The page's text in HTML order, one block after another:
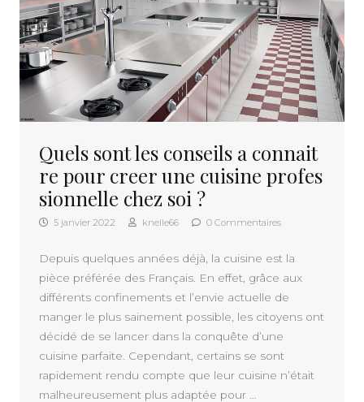
Quels sont les conseils a connait
re pour creer une cuisine profes
sionnelle chez soi ?
5 janvier 2022 knelle66 0 Commentaires
Depuis quelques années déjà, la cuisine est la
pièce préférée des Français. En effet, grâce aux
différents confinements et l’envie actuelle de
manger le plus sainement possible, les citoyens ont
décidé de se lancer dans la conquête d’une
cuisine parfaite. Cependant, certains se sont
rapidement rendu compte que leur cuisine n’était
malheureusement plus adaptée pour …
KNELLE